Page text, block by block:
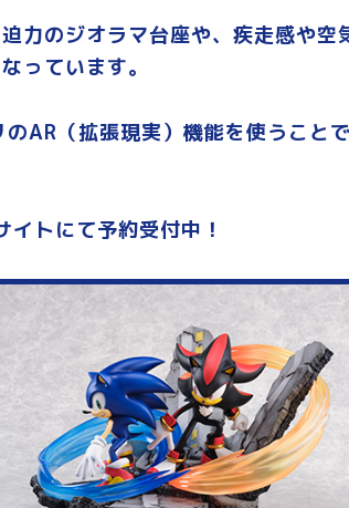
力のジオラマ台座や、疾走感や
っています。
AR（拡張現実）機能を使うこと
トにて予約受付中！